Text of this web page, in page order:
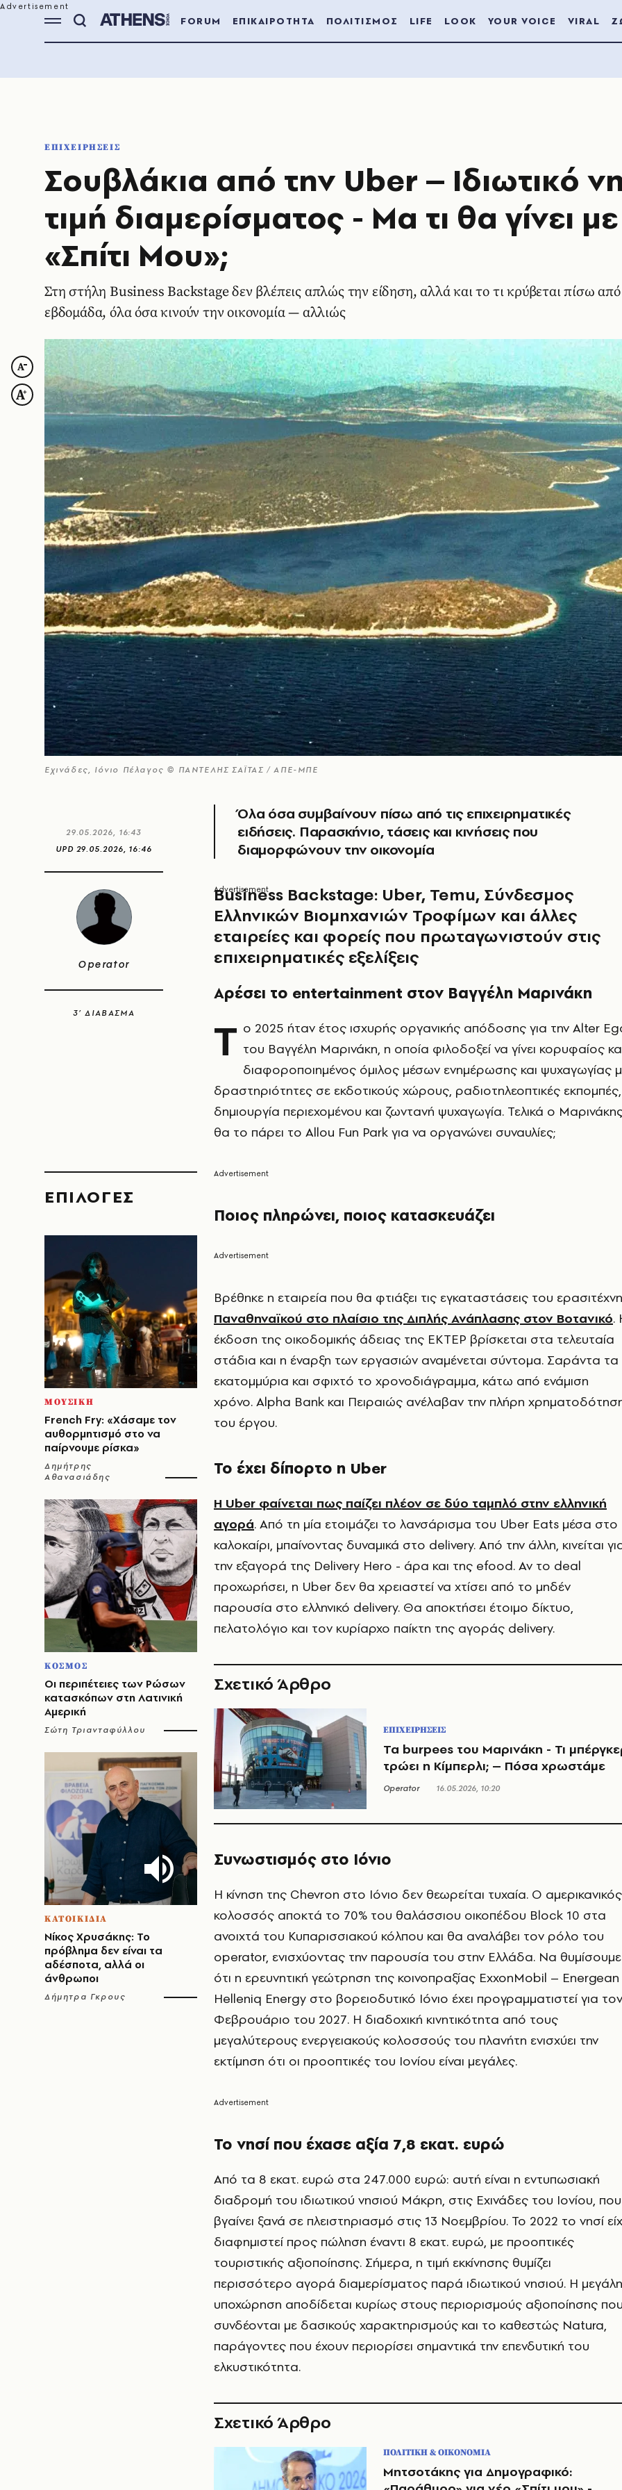
FORUM ΕΠΙΚΑΙΡΟΤΗΤΑ ΠΟΛΙΤΙΣΜΟΣ LIFE LOOK YOUR VOICE VIRAL
ΕΠΙΧΕΙΡΗΣΕΙΣ
Σουβλάκια από την Uber – Ιδιωτικό
τιμή διαμερίσματος - Μα τι θα γίνει
«Σπίτι Μου»;
Στη στήλη Business Backstage δεν βλέπεις απλώς την είδηση, αλλά και το τι κρύβεται πίσω
εβδομάδα, όλα όσα κινούν την οικονομία — αλλιώς
Εχινάδες, Ιόνιο Πέλαγος © ΠΑΝΤΕΛΗΣ ΣΑΪΤΑΣ / ΑΠΕ-ΜΠΕ
29.05.2026, 16:43
UPD 29.05.2026, 16:46
Operator
3’ ΔΙΑΒΑΣΜΑ
EΠΙΛΟΓΈΣ
ΜΟΥΣΙΚΗ
French Fry: «Χάσαμε τον
αυθορμητισμό στο να
παίρνουμε ρίσκα»
Δημήτρης
Αθανασιάδης
ΚΟΣΜΟΣ
Οι περιπέτειες των Ρώσων
κατασκόπων στη Λατινική
Αμερική
Σώτη Τριανταφύλλου
ΚΑΤΟΙΚΙΔΙΑ
Νίκος Χρυσάκης: Το
πρόβλημα δεν είναι τα
αδέσποτα, αλλά οι
άνθρωποι
Δήμητρα Γκρους
Όλα όσα συμβαίνουν πίσω από τις επιχειρηματικές
ειδήσεις. Παρασκήνιο, τάσεις και κινήσεις που
διαμορφώνουν την οικονομία
Business Backstage: Uber, Temu, Σύνδεσμος
Ελληνικών Βιομηχανιών Τροφίμων και άλλες
εταιρείες και φορείς που πρωταγωνιστούν στις
επιχειρηματικές εξελίξεις
Αρέσει το entertainment στον Βαγγέλη Μαρινάκη
Τ ο 2025 ήταν έτος ισχυρής οργανικής απόδοσης για την Alter
του Βαγγέλη Μαρινάκη, η οποία φιλοδοξεί να γίνει κορυφαίος
διαφοροποιημένος όμιλος μέσων ενημέρωσης και ψυχαγωγίας
δραστηριότητες σε εκδοτικούς χώρους, ραδιοτηλεοπτικές εκπομπές,
δημιουργία περιεχομένου και ζωντανή ψυχαγωγία. Τελικά ο
θα το πάρει το Allou Fun Park για να οργανώνει συναυλίες;
Ποιος πληρώνει, ποιος κατασκευάζει
Βρέθηκε η εταιρεία που θα φτιάξει τις εγκαταστάσεις του ερασιτέχνη
Παναθηναϊκού στο πλαίσιο της Διπλής Ανάπλασης στον Βοτανικό.
έκδοση της οικοδομικής άδειας της ΕΚΤΕΡ βρίσκεται στα τελευταία
στάδια και η έναρξη των εργασιών αναμένεται σύντομα. Σαράντα τα
εκατομμύρια και σφιχτό το χρονοδιάγραμμα, κάτω από ενάμιση
χρόνο. Alpha Bank και Πειραιώς ανέλαβαν την πλήρη
του έργου.
Το έχει δίπορτο η Uber
Η Uber φαίνεται πως παίζει πλέον σε δύο ταμπλό στην ελληνική
αγορά. Από τη μία ετοιμάζει το λανσάρισμα του Uber Eats μέσα στο
καλοκαίρι, μπαίνοντας δυναμικά στο delivery. Από την άλλη, κινείται
την εξαγορά της Delivery Hero - άρα και της efood. Αν το deal
προχωρήσει, η Uber δεν θα χρειαστεί να χτίσει από το μηδέν
παρουσία στο ελληνικό delivery. Θα αποκτήσει έτοιμο δίκτυο,
πελατολόγιο και τον κυρίαρχο παίκτη της αγοράς delivery.
Σχετικό Άρθρο
ΕΠΙΧΕΙΡΗΣΕΙΣ
Τα burpees του Μαρινάκη - Τι
τρώει η Κίμπερλι; – Πόσα χρωστάμε
Operator 16.05.2026, 10:20
Συνωστισμός στο Ιόνιο
Η κίνηση της Chevron στο Ιόνιο δεν θεωρείται τυχαία. Ο αμερικανικός
κολοσσός αποκτά το 70% του θαλάσσιου οικοπέδου Block 10 στα
ανοιχτά του Κυπαρισσιακού κόλπου και θα αναλάβει τον ρόλο του
operator, ενισχύοντας την παρουσία του στην Ελλάδα. Να θυμίσουμε
ότι η ερευνητική γεώτρηση της κοινοπραξίας ExxonMobil –
Helleniq Energy στο βορειοδυτικό Ιόνιο έχει προγραμματιστεί για τον
Φεβρουάριο του 2027. Η διαδοχική κινητικότητα από τους
μεγαλύτερους ενεργειακούς κολοσσούς του πλανήτη ενισχύει την
εκτίμηση ότι οι προοπτικές του Ιονίου είναι μεγάλες.
Το νησί που έχασε αξία 7,8 εκατ. ευρώ
Από τα 8 εκατ. ευρώ στα 247.000 ευρώ: αυτή είναι η εντυπωσιακή
διαδρομή του ιδιωτικού νησιού Μάκρη, στις Εχινάδες του Ιονίου, που
βγαίνει ξανά σε πλειστηριασμό στις 13 Νοεμβρίου. Το 2022 το νησί
διαφημιστεί προς πώληση έναντι 8 εκατ. ευρώ, με προοπτικές
τουριστικής αξιοποίησης. Σήμερα, η τιμή εκκίνησης θυμίζει
περισσότερο αγορά διαμερίσματος παρά ιδιωτικού νησιού. Η μεγάλη
υποχώρηση αποδίδεται κυρίως στους περιορισμούς αξιοποίησης
συνδέονται με δασικούς χαρακτηρισμούς και το καθεστώς Natura,
παράγοντες που έχουν περιορίσει σημαντικά την επενδυτική του
ελκυστικότητα.
Σχετικό Άρθρο
ΠΟΛΙΤΙΚΗ & ΟΙΚΟΝΟΜΙΑ
Μητσοτάκης για Δημογραφικό: